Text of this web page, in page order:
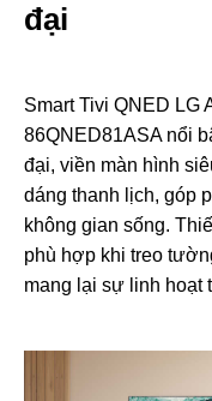
đại
Smart Tivi QNED LG
86QNED81ASA nổi
đại, viền màn hình
dáng thanh lịch, góp
không gian sống.
phù hợp khi treo
mang lại sự linh hoạt